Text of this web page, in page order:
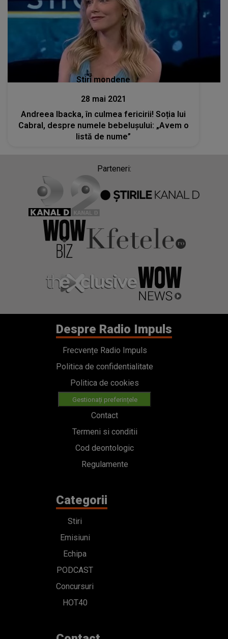
Stiri mondene
28 mai 2021
Andreea Ibacka, în culmea fericirii! Soția lui
Cabral, despre numele bebelușului: „Avem o
listă de nume”
Parteneri:
Despre Radio Impuls
Frecvențe Radio Impuls
Politica de confidentialitate
Politica de cookies
Gestionați preferințele
Contact
Termeni si conditii
Cod deontologic
Regulamente
Categorii
Stiri
Emisiuni
Echipa
PODCAST
Concursuri
HOT40